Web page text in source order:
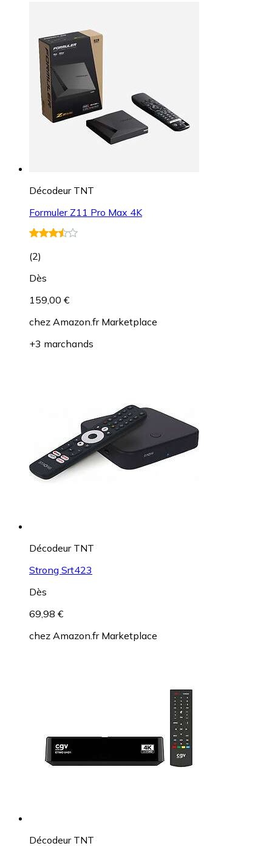
Décodeur TNT
Formuler Z11 Pro Max 4K
(2)
Dès
159,00 €
chez Amazon.fr Marketplace
+3 marchands
Décodeur TNT
Strong Srt423
Dès
69,98 €
chez Amazon.fr Marketplace
Décodeur TNT